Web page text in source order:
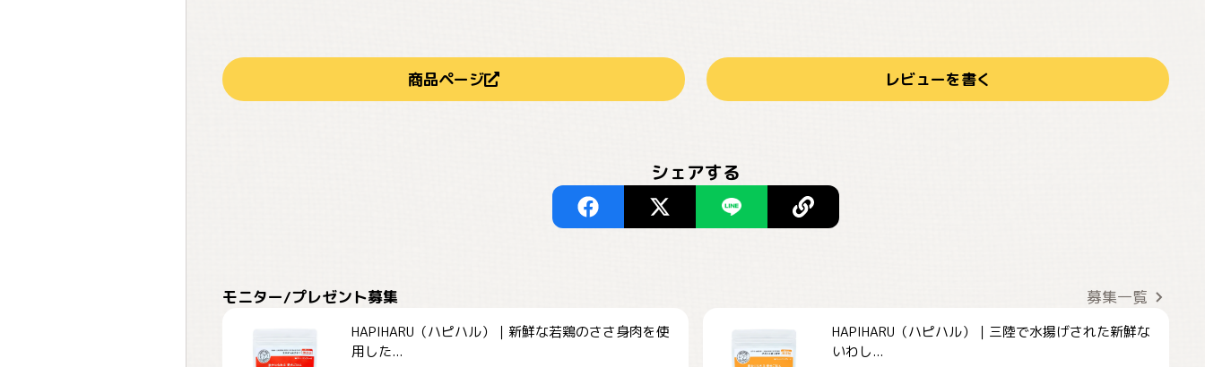
商品ページ レビューを書く
シェアする
モニター/プレゼント募集 募集一覧
HAPIHARU（ハピハル）｜新鮮な若鶏のささ身肉を使
用した...
HAPIHARU（ハピハル）｜三陸で水揚げされた新鮮な
いわし...